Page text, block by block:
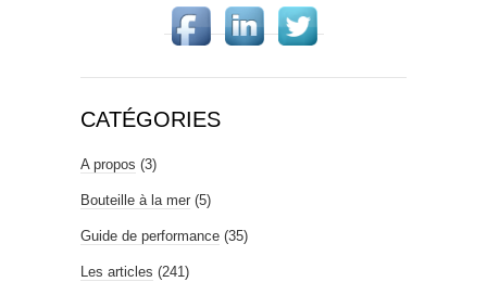
CATÉGORIES
A propos (3)
Bouteille à la mer (5)
Guide de performance (35)
Les articles (241)